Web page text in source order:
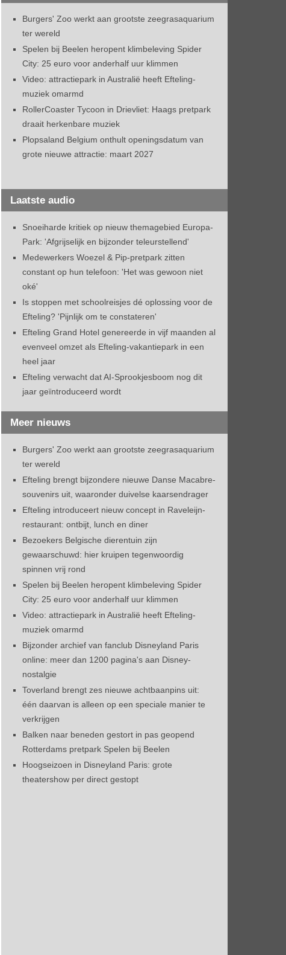
Burgers' Zoo werkt aan grootste zeegrasaquarium
ter wereld
Spelen bij Beelen heropent klimbeleving Spider
City: 25 euro voor anderhalf uur klimmen
Video: attractiepark in Australië heeft Efteling-
muziek omarmd
RollerCoaster Tycoon in Drievliet: Haags pretpark
draait herkenbare muziek
Plopsaland Belgium onthult openingsdatum van
grote nieuwe attractie: maart 2027
Laatste audio
Snoeiharde kritiek op nieuw themagebied Europa-
Park: 'Afgrijselijk en bijzonder teleurstellend'
Medewerkers Woezel & Pip-pretpark zitten
constant op hun telefoon: 'Het was gewoon niet
oké'
Is stoppen met schoolreisjes dé oplossing voor de
Efteling? 'Pijnlijk om te constateren'
Efteling Grand Hotel genereerde in vijf maanden al
evenveel omzet als Efteling-vakantiepark in een
heel jaar
Efteling verwacht dat AI-Sprookjesboom nog dit
jaar geïntroduceerd wordt
Meer nieuws
Burgers' Zoo werkt aan grootste zeegrasaquarium
ter wereld
Efteling brengt bijzondere nieuwe Danse Macabre-
souvenirs uit, waaronder duivelse kaarsendrager
Efteling introduceert nieuw concept in Raveleijn-
restaurant: ontbijt, lunch en diner
Bezoekers Belgische dierentuin zijn
gewaarschuwd: hier kruipen tegenwoordig
spinnen vrij rond
Spelen bij Beelen heropent klimbeleving Spider
City: 25 euro voor anderhalf uur klimmen
Video: attractiepark in Australië heeft Efteling-
muziek omarmd
Bijzonder archief van fanclub Disneyland Paris
online: meer dan 1200 pagina's aan Disney-
nostalgie
Toverland brengt zes nieuwe achtbaanpins uit:
één daarvan is alleen op een speciale manier te
verkrijgen
Balken naar beneden gestort in pas geopend
Rotterdams pretpark Spelen bij Beelen
Hoogseizoen in Disneyland Paris: grote
theatershow per direct gestopt